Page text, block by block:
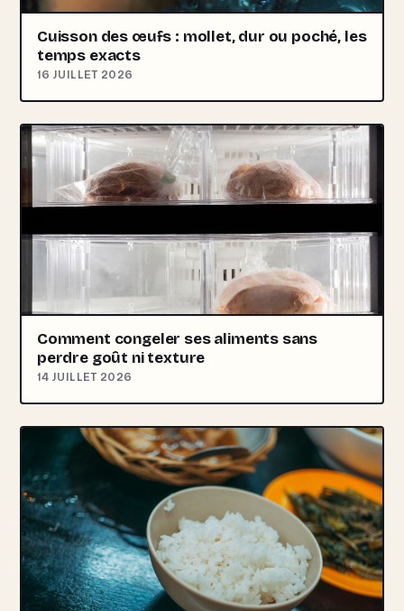
Cuisson des œufs : mollet, dur ou poché, les
temps exacts
16 JUILLET 2026
Comment congeler ses aliments sans
perdre goût ni texture
14 JUILLET 2026